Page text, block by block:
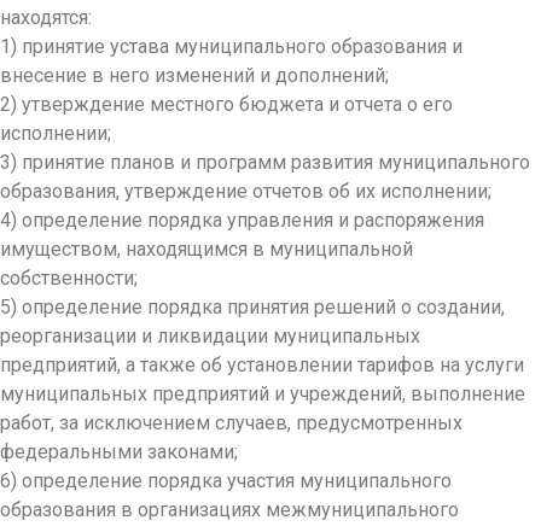
находятся:
1) принятие устава муниципального образования и
внесение в него изменений и дополнений;
2) утверждение местного бюджета и отчета о его
исполнении;
3) принятие планов и программ развития муниципального
образования, утверждение отчетов об их исполнении;
4) определение порядка управления и распоряжения
имуществом, находящимся в муниципальной
собственности;
5) определение порядка принятия решений о создании,
реорганизации и ликвидации муниципальных
предприятий, а также об установлении тарифов на услуги
муниципальных предприятий и учреждений, выполнение
работ, за исключением случаев, предусмотренных
федеральными законами;
6) определение порядка участия муниципального
образования в организациях межмуниципального